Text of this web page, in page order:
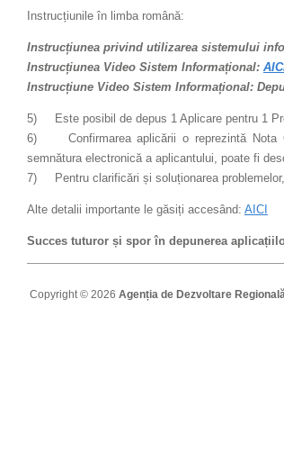
Instrucțiunile în limba română:
Instrucțiunea privind utilizarea sistemului
Instrucțiunea Video Sistem Informațional:
Instrucțiune Video Sistem Informațional:
5)
Este posibil de depus 1 Aplicare pentru 1
6) Confirmarea aplicării o reprezintă
semnătura electronică a aplicantului, poate fi
7)
Pentru clarificări și soluționarea
Alte detalii importante le găsiți accesând: AICI
Succes tuturor și spor în depunerea
Copyright © 2026 Agenția de Dezvoltare